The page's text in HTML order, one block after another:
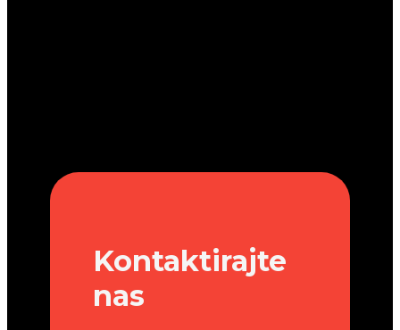
Kontaktirajte
nas